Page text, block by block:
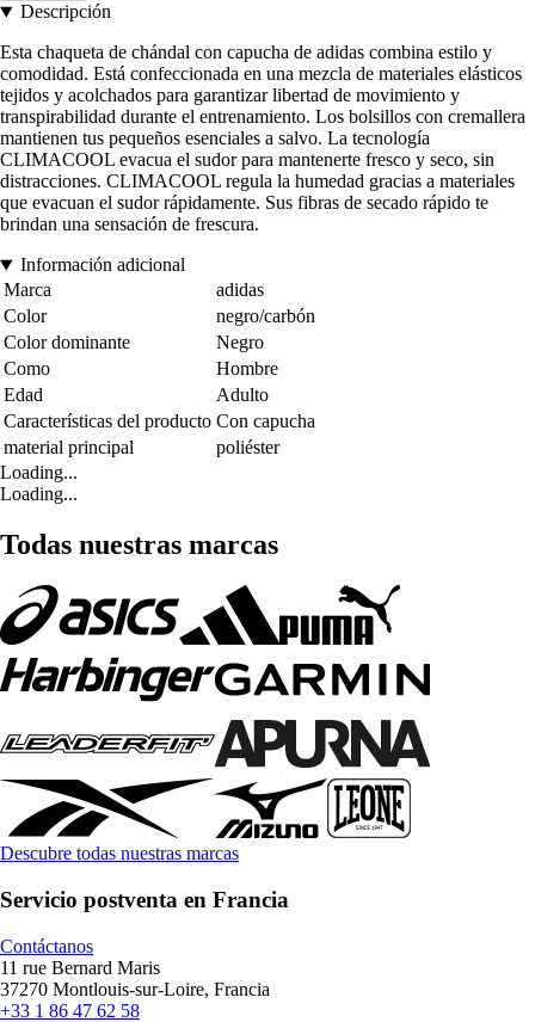
Descripción
Esta chaqueta de chándal con capucha de adidas combina estilo y
comodidad. Está confeccionada en una mezcla de materiales elásticos
tejidos y acolchados para garantizar libertad de movimiento y
transpirabilidad durante el entrenamiento. Los bolsillos con cremallera
mantienen tus pequeños esenciales a salvo. La tecnología
CLIMACOOL evacua el sudor para mantenerte fresco y seco, sin
distracciones. CLIMACOOL regula la humedad gracias a materiales
que evacuan el sudor rápidamente. Sus fibras de secado rápido te
brindan una sensación de frescura.
Información adicional
Marca
adidas
Color
negro/carbón
Color dominante
Negro
Como
Hombre
Edad
Adulto
Características del producto Con capucha
material principal
poliéster
Loading...
Loading...
Todas nuestras marcas
Descubre todas nuestras marcas
Servicio postventa en Francia
Contáctanos
11 rue Bernard Maris
37270 Montlouis-sur-Loire, Francia
+33 1 86 47 62 58